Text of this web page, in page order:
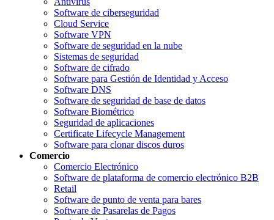
Software de ciberseguridad
Cloud Service
Software VPN
Software de seguridad en la nube
Sistemas de seguridad
Software de cifrado
Software para Gestión de Identidad y Acceso
Software DNS
Software de seguridad de base de datos
Software Biométrico
Seguridad de aplicaciones
Certificate Lifecycle Management
Software para clonar discos duros
Comercio
Comercio Electrónico
Software de plataforma de comercio electrónico B2B
Retail
Software de punto de venta para bares
Software de Pasarelas de Pagos